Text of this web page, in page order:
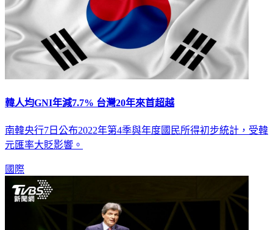
韓人均GNI年減7.7% 台灣20年來首超越
南韓央行7日公布2022年第4季與年度國民所得初步統計，受韓
元匯率大貶影響。
國際